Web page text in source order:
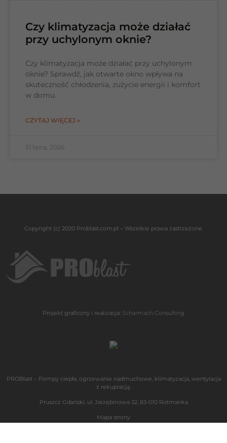
Czy klimatyzacja może działać
przy uchylonym oknie?
Czy klimatyzacja może działać przy uchylonym
oknie? Sprawdź, jak otwarte okno wpływa na
skuteczność chłodzenia, zużycie energii i komfort
w domu.
CZYTAJ WIĘCEJ »
31 lipca, 2026
Copyright (c) 2020 Problast.com.pl – Wszelkie prawa zastrzeżone.
Projekt graficzny i realizacja: Scharmach Consulting
PROBlast – Pompy ciepła, ogrzewanie nadmuchowe, klimatyzacja, wentylacja
z rekupracją.
Pruszcz Gdański, ul. Jarzębinowa 32, 83-010 Rotmanka
Mapa strony